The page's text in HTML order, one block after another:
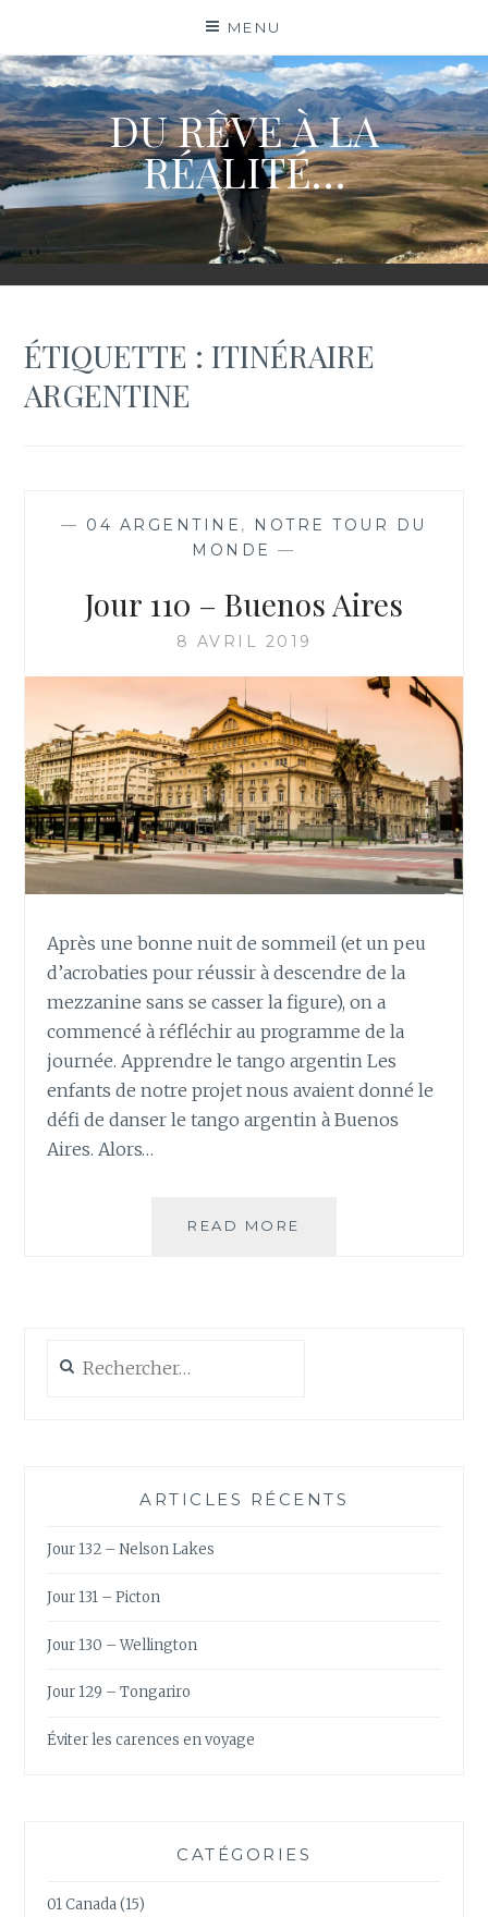
content
MENU
DU RÊVE À LA
RÉALITÉ…
ÉTIQUETTE :ITINÉRAIRE
ARGENTINE
— 04 ARGENTINE , NOTRE TOUR DU
MONDE —
Jour 110 – Buenos Aires
8 AVRIL 2019
Après une bonne nuit de sommeil (et un peu
d’acrobaties pour réussir à descendre de la
mezzanine sans se casser la figure), on a
commencé à réfléchir au programme de la
journée. Apprendre le tango argentin Les
enfants de notre projet nous avaient donné le
défi de danser le tango argentin à Buenos
Aires. Alors…
READ MORE
ARTICLES RÉCENTS
Jour 132 – Nelson Lakes
Jour 131 – Picton
Jour 130 – Wellington
Jour 129 – Tongariro
Éviter les carences en voyage
CATÉGORIES
01 Canada(15)